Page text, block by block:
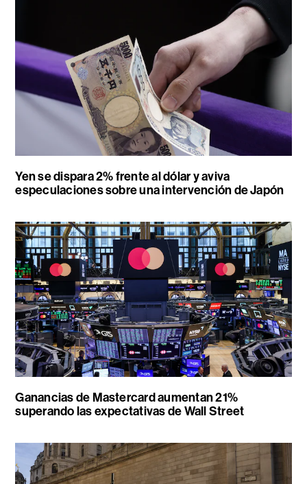
Yen se dispara 2% frente al dólar y aviva
especulaciones sobre una intervención de Japón
Ganancias de Mastercard aumentan 21%
superando las expectativas de Wall Street